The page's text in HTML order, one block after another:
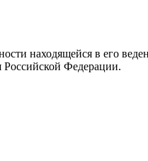
находящейся в его
Российской Федерации.